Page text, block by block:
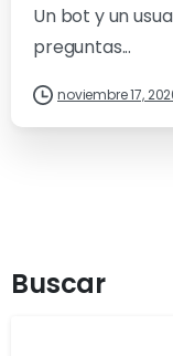
Un bot y un
preguntas...
noviembre 17,
Buscar